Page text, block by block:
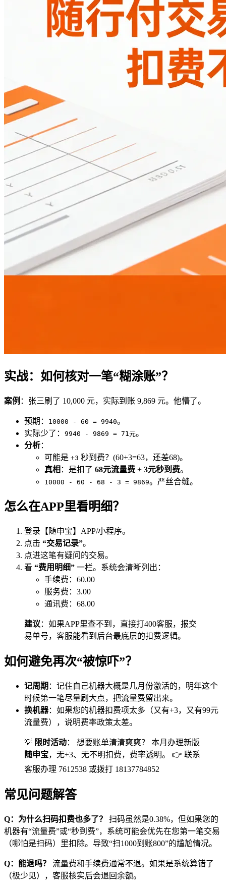
实战：如何核对一笔“糊涂账”？
案例 ：张三刷了 10,000 元，实际到账 9,869 元。他懵了。
预期： 10000 - 60 = 9940。
实际少了： 9940 - 9869 = 71元。
分析：
可能是 +3 秒到费？(60+3=63，还差68)。
真相 ：是扣了 68元流量费 + 3元秒到费。
10000 - 60 - 68 - 3 = 9869。严丝合缝。
怎么在APP里看明细？
登录【随申宝】APP/小程序。
点击 “交易记录”。
点进这笔有疑问的交易。
看 “费用明细” 一栏。系统会清晰列出：
手续费：60.00
服务费：3.00
通讯费：68.00
建议 ：如果APP里查不到，直接打400客服，报交
易单号，客服能看到后台最底层的扣费逻辑。
如何避免再次“被惊吓”？
记周期 ：记住自己机器大概是几月份激活的，明年这个
时候第一笔尽量刷大点，把流量费留出来。
换机器：如果您的机器扣费项太多（又有+3，又有99元
流量费），说明费率政策太差。
💡 限时活动： 想要账单清清爽爽？ 本月办理新版
随申宝，无+3、无不明扣费，费率透明。 👉 联系
客服办理 7612538 或拨打 18137784852
常见问题解答
Q：为什么扫码扣费也多了？
扫码虽然是0.38%，但如果您的
机器有“流量费”或“秒到费”，系统可能会优先在您第一笔交易
（哪怕是扫码）里扣除。导致“扫1000到账800”的尴尬情况。
Q：能退吗？
流量费和手续费通常不退。如果是系统算错了
（极少见），客服核实后会退回余额。